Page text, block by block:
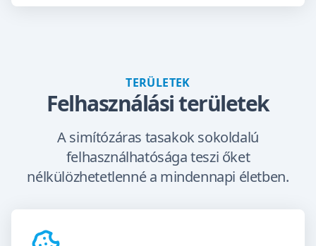
TERÜLETEK
Felhasználási területek
A simítózáras tasakok sokoldalú
felhasználhatósága teszi őket
nélkülözhetetlenné a mindennapi életben.